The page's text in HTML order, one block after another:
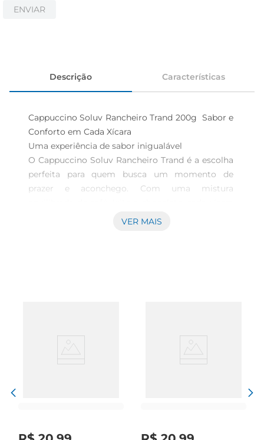
ENVIAR
Descrição Características
Cappuccino Soluv Rancheiro Trand 200g  Sabor e
Conforto em Cada Xícara
Uma experiência de sabor inigualável
O Cappuccino Soluv Rancheiro Trand é a escolha
perfeita para quem busca um momento de
prazer e aconchego. Com uma mistura
proporciona uma explosão de sabores que agrada
mexer, e em poucos minutos você terá uma
VER MAIS